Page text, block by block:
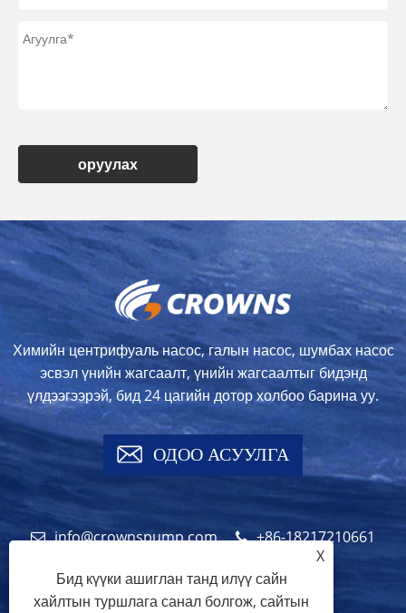
оруулах
Химийн центрифуаль насос, галын насос, шумбах насос
эсвэл үнийн жагсаалт, үнийн жагсаалтыг бидэнд
үлдээгээрэй, бид 24 цагийн дотор холбоо барина уу.
ОДОО АСУУЛГА
+86-18217210661
info@crownspump.com
+86-18217210661
X
Бид күүки ашиглан танд илүү сайн
хайлтын туршлага санал болгож, сайтын